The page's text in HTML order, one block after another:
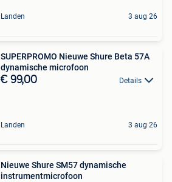
Landen 3 aug 26
SUPERPROMO Nieuwe Shure Beta 57A
dynamische microfoon
€ 99,00 Details
Landen 3 aug 26
Nieuwe Shure SM57 dynamische
instrumentmicrofoon